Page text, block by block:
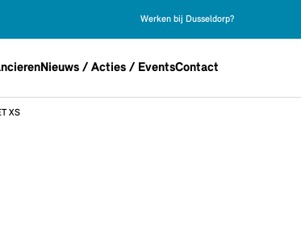
Werken bij Dusseldorp?
Nieuws / Acties / EventsContact
XS